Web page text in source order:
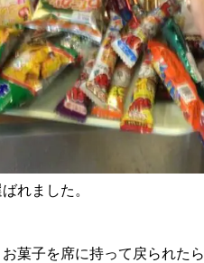
れました。
菓子を席に持って戻られたら